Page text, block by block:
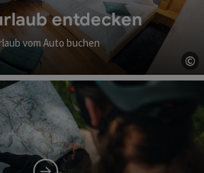
entdecken
vom Auto buchen
©